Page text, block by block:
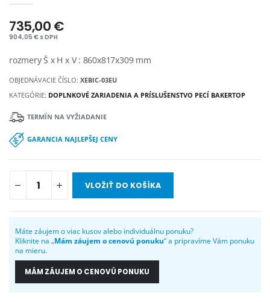
735,00 €
904,05 € s DPH
rozmery Š x H x V : 860x817x309 mm
OBJEDNÁVACIE ČÍSLO:XEBIC-03EU
KATEGÓRIE: DOPLNKOVÉ ZARIADENIA A PRÍSLUŠENSTVO PECÍ BAKERTOP
TERMÍN NA VYŽIADANIE
GARANCIA NAJLEPŠEJ CENY
VLOŽIŤ DO KOŠÍKA
Máte záujem o viac kusov alebo individuálnu ponuku?
Kliknite na „Mám záujem o cenovú ponuku“ a pripravíme Vám ponuku
na mieru.
MÁM ZÁUJEM O CENOVÚ PONUKU